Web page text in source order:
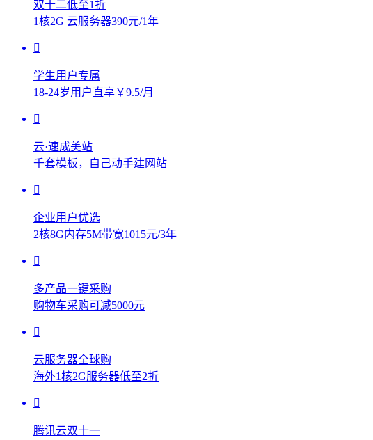
双十二低至1折
1核2G 云服务器390元/1年
学生用户专属
18-24岁用户直享￥9.5/月
云·速成美站
千套模板，自己动手建网站
企业用户优选
2核8G内存5M带宽1015元/3年
多产品一键采购
购物车采购可减5000元
云服务器全球购
海外1核2G服务器低至2折
腾讯云双十一